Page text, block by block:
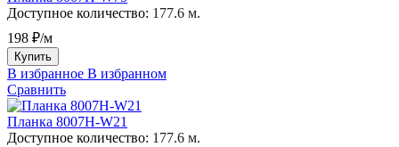
Доступное количество: 177.6 м.
198 ₽/м
Купить
В избранное В избранном
Сравнить
Планка 8007H-W21
Доступное количество: 177.6 м.